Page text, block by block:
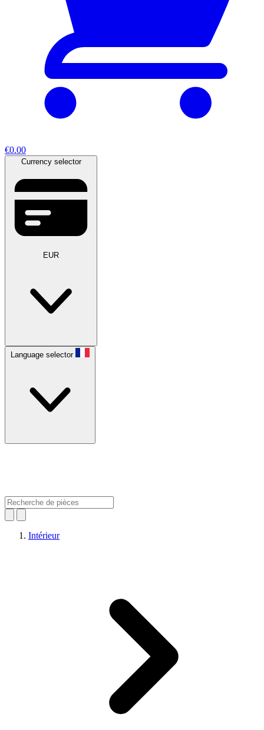
€0.00
Currency selector
EUR
Language selector
Intérieur